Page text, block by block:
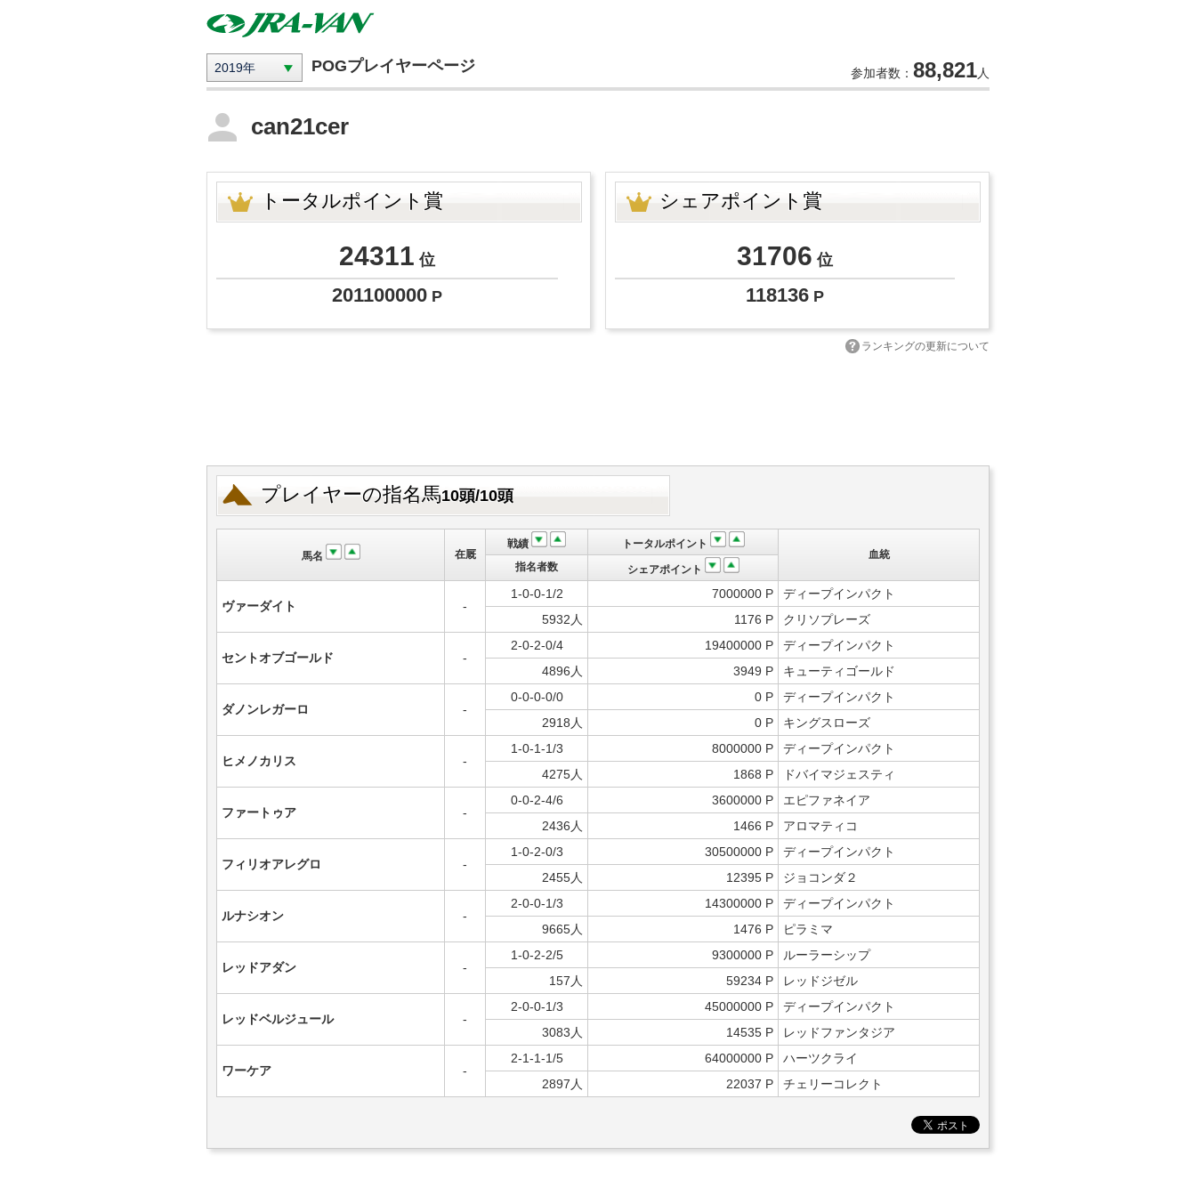
2019年 POGプレイヤーページ 参加者数： 88,821人
can21cer
トータルポイント賞
24311 位
201100000 P
シェアポイント賞
31706 位
118136 P
ランキングの更新について
プレイヤーの指名馬10頭/10頭
馬名 在厩
戦績
トータルポイント
血統
指名者数
シェアポイント
ヴァーダイト -
1-0-0-1/2 7000000 P
ディープインパクト
5932人
1176 P クリソプレーズ
セントオブゴールド -
2-0-2-0/4 19400000 P
ディープインパクト
4896人
3949 P キューティゴールド
ダノンレガーロ -
0-0-0-0/0 0 P
ディープインパクト
2918人
0 P キングスローズ
ヒメノカリス -
1-0-1-1/3 8000000 P
ディープインパクト
4275人
1868 P ドバイマジェスティ
ファートゥア -
0-0-2-4/6 3600000 P
エピファネイア
2436人
1466 P アロマティコ
フィリオアレグロ -
1-0-2-0/3 30500000 P
ディープインパクト
2455人
12395 P ジョコンダ２
ルナシオン -
2-0-0-1/3 14300000 P
ディープインパクト
9665人
1476 P ピラミマ
レッドアダン -
1-0-2-2/5 9300000 P
ルーラーシップ
157人
59234 P レッドジゼル
レッドベルジュール -
2-0-0-1/3 45000000 P
ディープインパクト
3083人
14535 P レッドファンタジア
ワーケア -
2-1-1-1/5 64000000 P
ハーツクライ
2897人
22037 P チェリーコレクト